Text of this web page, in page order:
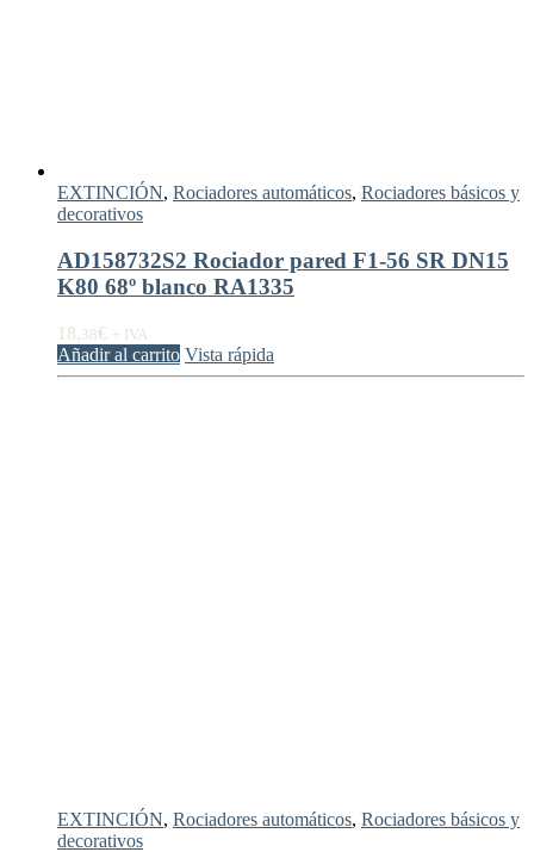
EXTINCIÓN, Rociadores automáticos, Rociadores básicos y
decorativos
AD158732S2 Rociador pared F1-56 SR DN15
K80 68º blanco RA1335
18,38€ + IVA
Añadir al carrito Vista rápida
EXTINCIÓN, Rociadores automáticos, Rociadores básicos y
decorativos